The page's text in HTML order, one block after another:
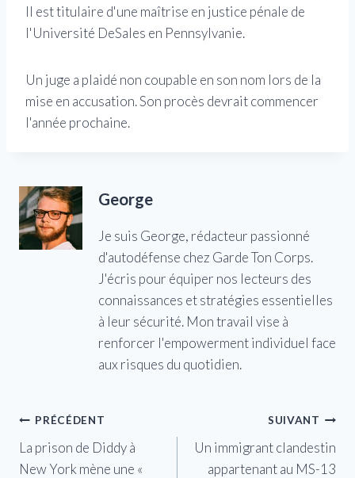
Il est titulaire d'une maîtrise en justice pénale de
l'Université DeSales en Pennsylvanie.
Un juge a plaidé non coupable en son nom lors de la
mise en accusation. Son procès devrait commencer
l'année prochaine.
George
Je suis George, rédacteur passionné
d'autodéfense chez Garde Ton Corps.
J'écris pour équiper nos lecteurs des
connaissances et stratégies essentielles
à leur sécurité. Mon travail vise à
renforcer l'empowerment individuel face
aux risques du quotidien.
Navigation
de
PRÉCÉDENT
La prison de Diddy à
New York mène une «
SUIVANT
Un immigrant clandestin
appartenant au MS-13